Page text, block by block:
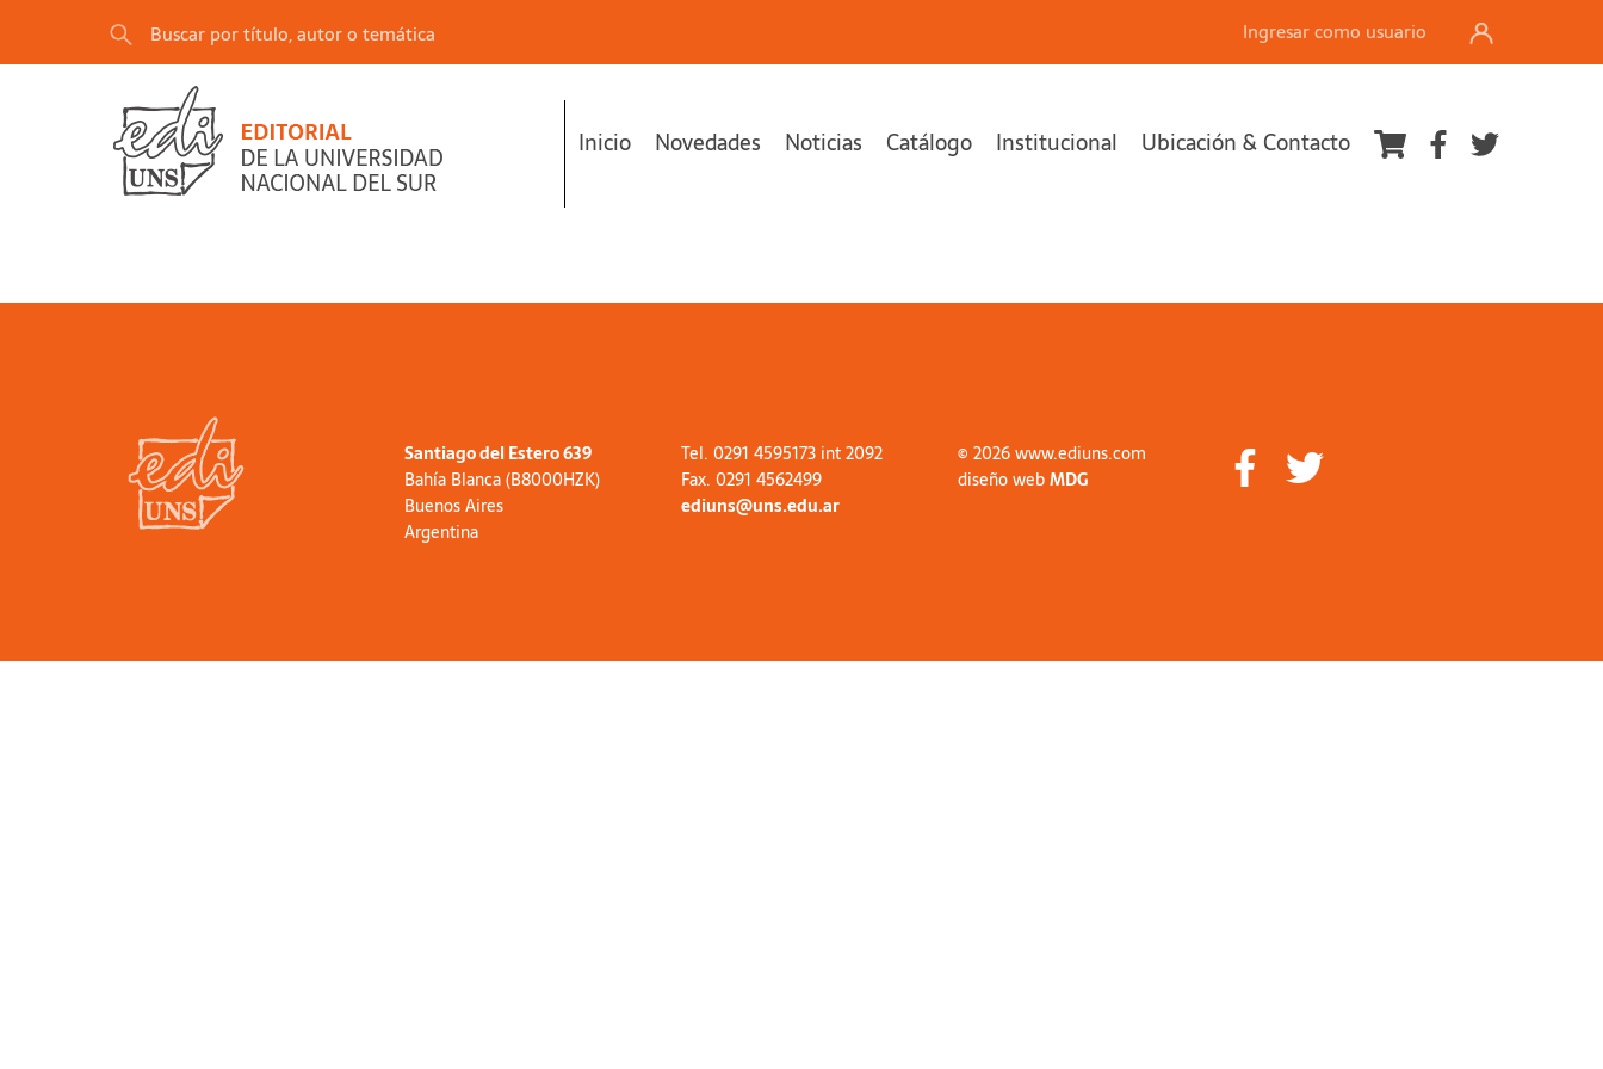
Ingresar como usuario
Inicio Novedades Noticias Catálogo Institucional Ubicación & Contacto
Santiago del Estero 639
Bahía Blanca (B8000HZK)
Buenos Aires
Argentina
Tel. 0291 4595173 int 2092
Fax. 0291 4562499
ediuns@uns.edu.ar
© 2026 www.ediuns.com
diseño webMDG